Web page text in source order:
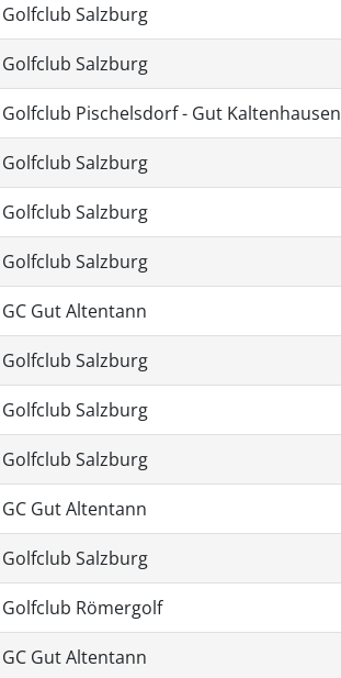
Golfclub Salzburg
Golfclub Salzburg
Golfclub Pischelsdorf - Gut Kaltenhausen
Golfclub Salzburg
Golfclub Salzburg
Golfclub Salzburg
GC Gut Altentann
Golfclub Salzburg
Golfclub Salzburg
Golfclub Salzburg
GC Gut Altentann
Golfclub Salzburg
Golfclub Römergolf
GC Gut Altentann